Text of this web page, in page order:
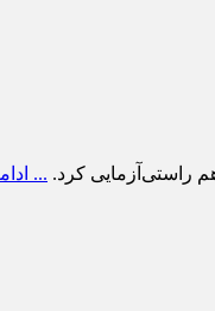
راستی‌آزمایی کرد. ...